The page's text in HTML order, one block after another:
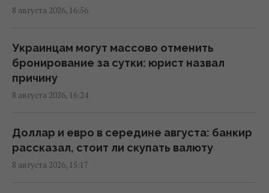
начать "свободную охоту" на
автотранспорт, – ОВА
16:09 суббота, 08 августа 2026
производство ракет: эксперт сказал, что
для этого нужно
16:03 суббота, 08 августа 2026
8 августа 2026, 16:56
Украинцам могут массово отменить
бронирование за сутки: юрист назвал
причину
8 августа 2026, 16:24
Доллар и евро в середине августа: банкир
рассказал, стоит ли скупать валюту
8 августа 2026, 15:17